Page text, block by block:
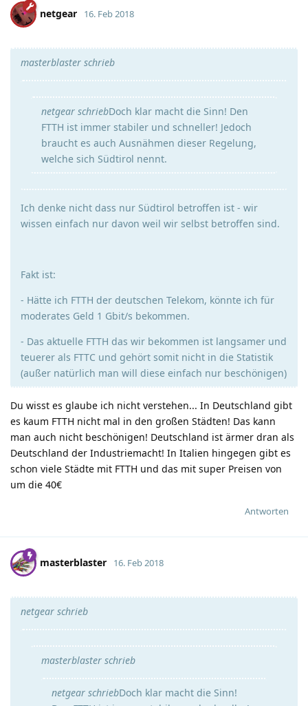
netgear 16. Feb 2018
masterblaster schrieb
netgear schriebDoch klar macht die Sinn! Den
FTTH ist immer stabiler und schneller! Jedoch
braucht es auch Ausnähmen dieser Regelung,
welche sich Südtirol nennt.
Ich denke nicht dass nur Südtirol betroffen ist - wir
wissen einfach nur davon weil wir selbst betroffen sind.
Fakt ist:
- Hätte ich FTTH der deutschen Telekom, könnte ich für
moderates Geld 1 Gbit/s bekommen.
- Das aktuelle FTTH das wir bekommen ist langsamer und
teuerer als FTTC und gehört somit nicht in die Statistik
(außer natürlich man will diese einfach nur beschönigen)
Du wisst es glaube ich nicht verstehen... In Deutschland gibt
es kaum FTTH nicht mal in den großen Städten! Das kann
man auch nicht beschönigen! Deutschland ist ärmer dran als
Deutschland der Industriemacht! In Italien hingegen gibt es
schon viele Städte mit FTTH und das mit super Preisen von
um die 40€
Antworten
masterblaster 16. Feb 2018
netgear schrieb
masterblaster schrieb
netgear schriebDoch klar macht die Sinn!